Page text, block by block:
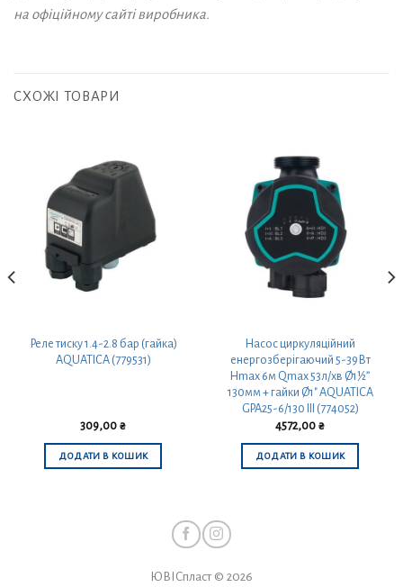
на офіційному сайті виробника.
СХОЖІ ТОВАРИ
Реле тиску 1.4-2.8 бар (гайка)
AQUATICA (779531)
309,00 ₴
ДОДАТИ В КОШИК
Насос циркуляційний
енергозберігаючий 5-39Вт
Hmax 6м Qmax 53л/хв Ø1½”
130мм + гайки Ø1″ AQUATICA
GPA25-6/130 III (774052)
4572,00 ₴
ДОДАТИ В КОШИК
ЮВІСпласт © 2026